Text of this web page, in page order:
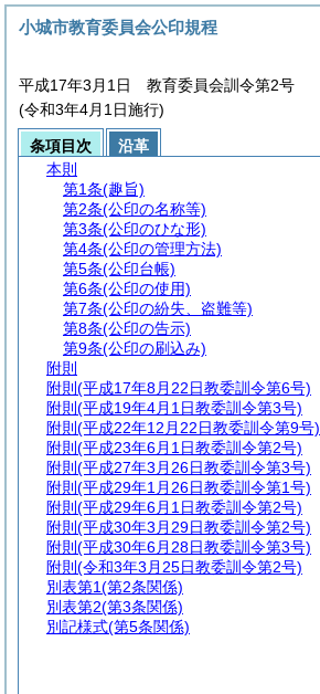
小城市教育委員会公印規程
平成17年3月1日 教育委員会訓令第2号
(令和3年4月1日施行)
条項目次
沿革
本則
第1条(趣旨)
第2条(公印の名称等)
第3条(公印のひな形)
第4条(公印の管理方法)
第5条(公印台帳)
第6条(公印の使用)
第7条(公印の紛失、盗難等)
第8条(公印の告示)
第9条(公印の刷込み)
附則
附則 (平成17年8月22日教委訓令第6号)
附則 (平成19年4月1日教委訓令第3号)
附則 (平成22年12月22日教委訓令第9号)
附則 (平成23年6月1日教委訓令第2号)
附則 (平成27年3月26日教委訓令第3号)
附則 (平成29年1月26日教委訓令第1号)
附則 (平成29年6月1日教委訓令第2号)
附則 (平成30年3月29日教委訓令第2号)
附則 (平成30年6月28日教委訓令第3号)
附則 (令和3年3月25日教委訓令第2号)
別表第1(第2条関係)
別表第2(第3条関係)
別記様式(第5条関係)